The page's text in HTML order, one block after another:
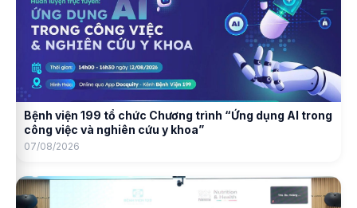
Bệnh viện 199 tổ chức Chương trình “Ứng dụng AI trong
công việc và nghiên cứu y khoa”
07/08/2026